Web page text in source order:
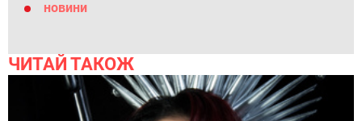
новини
ЧИТАЙ ТАКОЖ